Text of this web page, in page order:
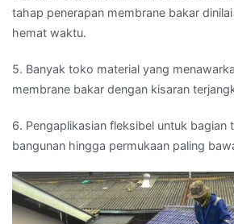
tahap penerapan membrane bakar
hemat waktu.
5. Banyak toko material yang
membrane bakar dengan kisaran
6. Pengaplikasian fleksibel untuk bagian
bangunan hingga permukaan paling